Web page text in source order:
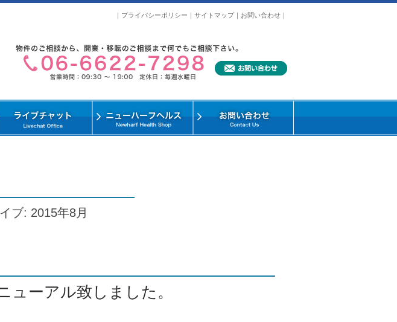
｜ プライバシーポリシー ｜ サイトマップ｜ お問い合わせ ｜
ブ: 2015年8月
ューアル致しました。